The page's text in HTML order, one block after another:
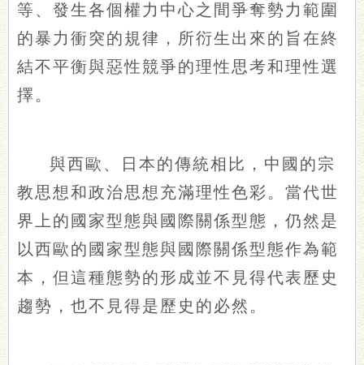
等、發生各個權力中心之間爭奪勢力範圍
的暴力衝突的規律，所衍生出來的旨在終
結不平衡與惡性競爭的理性思考和理性選
擇。
與西歐、日本的傳統相比，中國的宗
教思想和政治思想充滿理性色彩。當代世
界上的國家型態與國際關係型態，仍然是
以西歐的國家型態與國際關係型態作為範
本，但這種態勢的形成並不見得代表歷史
趨勢，也不見得是歷史的必然。